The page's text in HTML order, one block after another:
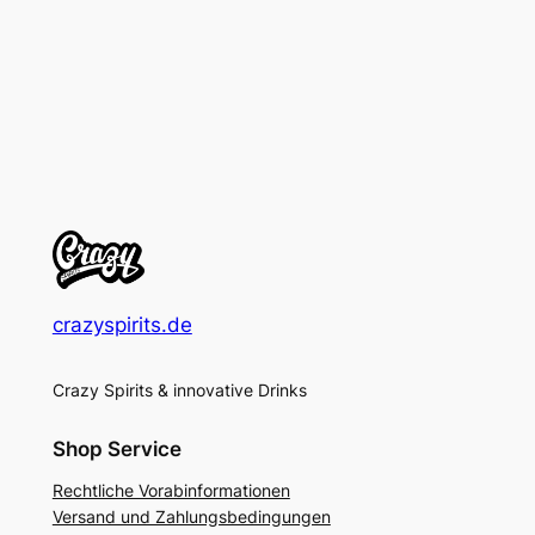
crazyspirits.de
Crazy Spirits & innovative Drinks
Shop Service
Rechtliche Vorabinformationen
Versand und Zahlungsbedingungen